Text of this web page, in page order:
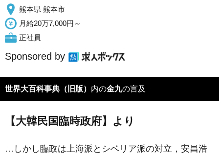
熊本県 熊本市
月給20万7,000円～
正社員
Sponsored by
世界大百科事典（旧版） 内の金九の言及
【大韓民国臨時政府】より
…しかし臨政は上海派とシベリア派の対立，安昌浩